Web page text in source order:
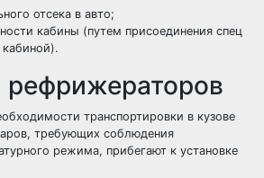
отсека в авто;
кабины (путем присоединения спец
кабиной).
рефрижераторов
транспортировки в кузове
требующих соблюдения
режима, прибегают к установке